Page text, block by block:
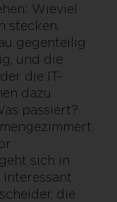
Wieviel
stecken.
gegenteilig
und die
die IT-
dazu
passiert?
sich in
die